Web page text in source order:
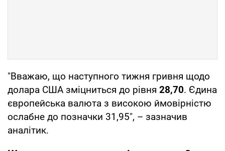
"Вважаю, що наступного тижня гривня щодо
долара США зміцниться до рівня 28,70. Єдина
європейська валюта з високою ймовірністю
ослабне до позначки 31,95", – зазначив
аналітик.